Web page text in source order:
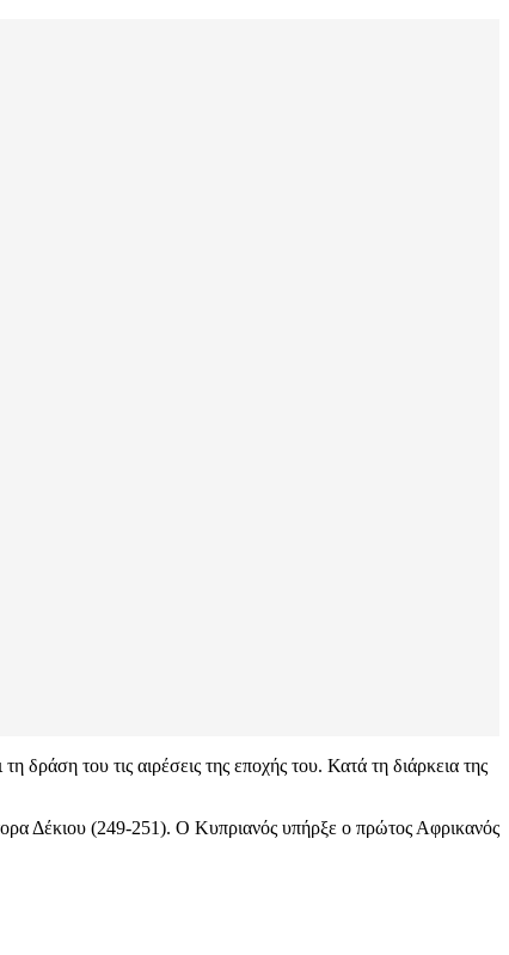
δράση του τις αιρέσεις της εποχής του. Κατά τη διάρκεια της
Δέκιου (249-251). Ο Κυπριανός υπήρξε ο πρώτος Αφρικανός